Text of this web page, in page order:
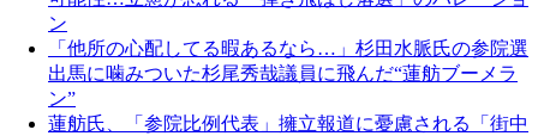
ン
「他所の心配してる暇あるなら…」杉田水脈氏の参院選
出馬に噛みついた杉尾秀哉議員に飛んだ“蓮舫ブーメラ
ン”
蓮舫氏、「参院比例代表」擁立報道に憂慮される「街中